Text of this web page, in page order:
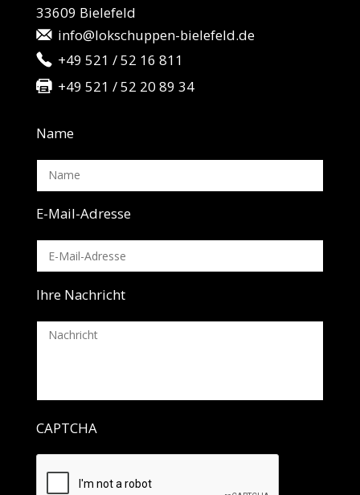
33609 Bielefeld
info@lokschuppen-bielefeld.de
+49 521 / 52 16 811
+49 521 / 52 20 89 34
Name
E-Mail-Adresse
Ihre Nachricht
CAPTCHA